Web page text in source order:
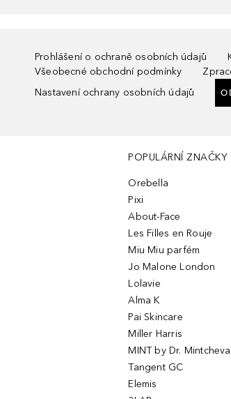
Prohlášení o ochraně osobních údajů
Všeobecné obchodní podmínky
Nastavení ochrany osobních údajů
POPULÁRNÍ ZNAČKY
Orebella
Pixi
About-Face
Les Filles en Rouje
Miu Miu parfém
Jo Malone London
Lolavie
Alma K
Pai Skincare
Miller Harris
MINT by Dr. Mintcheva
Tangent GC
Elemis